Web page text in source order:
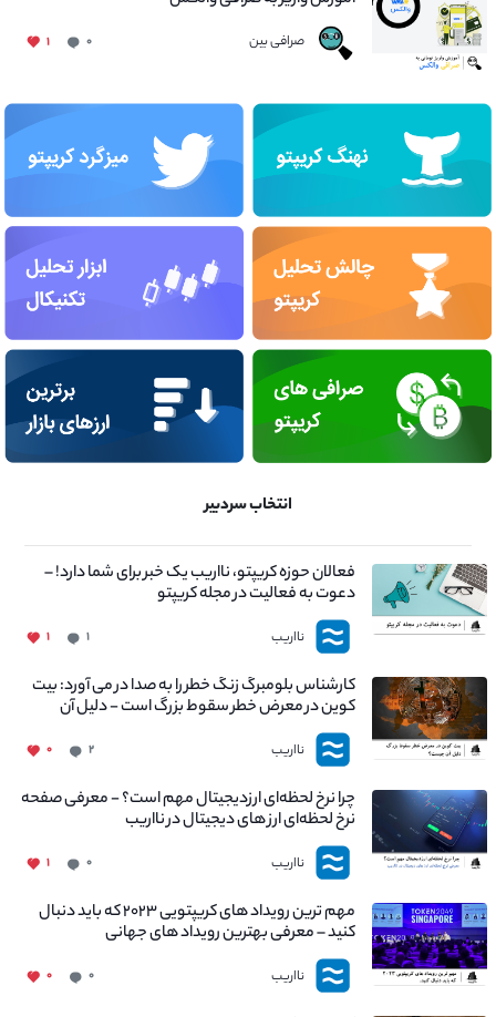
صرافی بین ۰ ۱
انتخاب سردبیر
فعالان حوزه کریپتو، نااریب یک خبر برای شما دارد! –
دعوت به فعالیت در مجله کریپتو
نااریب ۱ ۱
کارشناس بلومبرگ زنگ خطر را به صدا در می آورد: بیت
کوین در معرض خطر سقوط بزرگ است - دلیل آن
چیست؟
نااریب ۲ ۰
چرا نرخ لحظه‌ای ارزدیجیتال مهم است؟ - معرفی صفحه
نرخ لحظه‌ای ارز های دیجیتال در نااریب
نااریب ۰ ۱
مهم ترین رویداد های کریپتویی ۲۰۲۳ که باید دنبال
کنید – معرفی بهترین رویداد های جهانی
نااریب ۰ ۰